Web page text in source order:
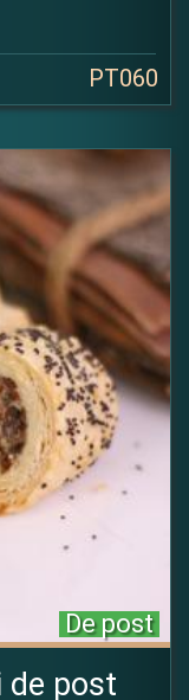
PT060
De post
de post